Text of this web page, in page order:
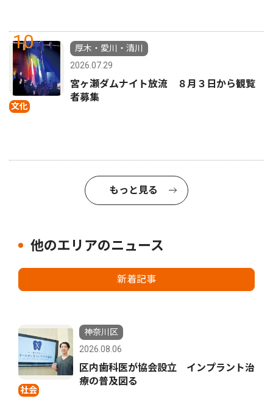
10
文化
厚木・愛川・清川
2026.07.29
宮ヶ瀬ダムナイト放流 ８月３日から観覧
者募集
もっと見る
他のエリアのニュース
新着記事
社会
神奈川区
2026.08.06
区内歯科医が協会設立 インプラント治
療の普及図る